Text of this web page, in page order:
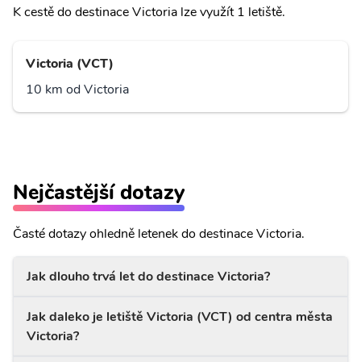
K cestě do destinace Victoria lze využít 1 letiště.
Victoria (VCT)
10 km od Victoria
Nejčastější dotazy
Časté dotazy ohledně letenek do destinace Victoria.
Jak dlouho trvá let do destinace Victoria?
Jak daleko je letiště Victoria (VCT) od centra města
Victoria?